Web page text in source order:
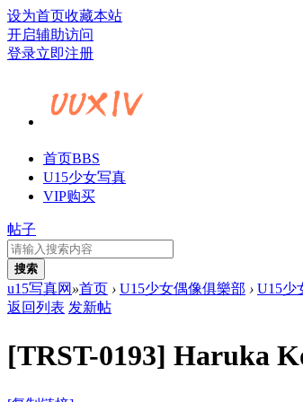
设为首页收藏本站
开启辅助访问
登录立即注册
首页BBS
U15少女写真
VIP购买
帖子
搜索
u15写真网 »首页 › U15少女偶像俱樂部 › U15少
返回列表 发新帖
[TRST-0193] Haruka